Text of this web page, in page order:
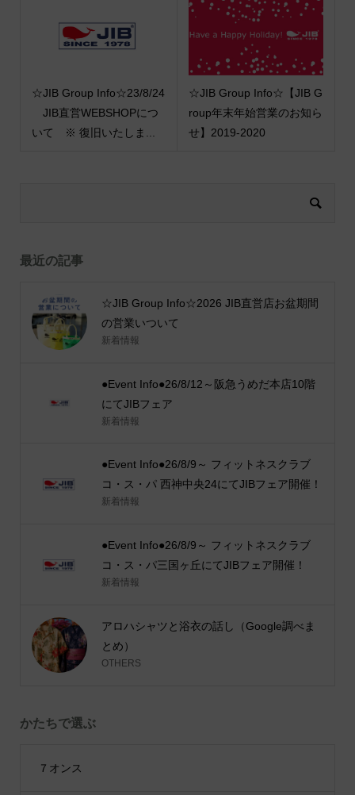
☆JIB Group Info☆23/8/24
JIB直営WEBSHOPにつ
いて ※ 復旧いたしま...
☆JIB Group Info☆【JIB G
roup年末年始営業のお知ら
せ】2019-2020
最近の記事
☆JIB Group Info☆2026 JIB直営店お盆期間
の営業いついて
新着情報
●Event Info●26/8/12～阪急うめだ本店10階
にてJIBフェア
新着情報
●Event Info●26/8/9～ フィットネスクラブ
コ・ス・パ 西神中央24にてJIBフェア開催！
新着情報
●Event Info●26/8/9～ フィットネスクラブ
コ・ス・パ三国ヶ丘にてJIBフェア開催！
新着情報
アロハシャツと浴衣の話し（Google調べま
とめ）
OTHERS
かたちで選ぶ
７オンス